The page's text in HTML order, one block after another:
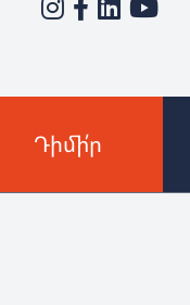
Դիմի՛ր